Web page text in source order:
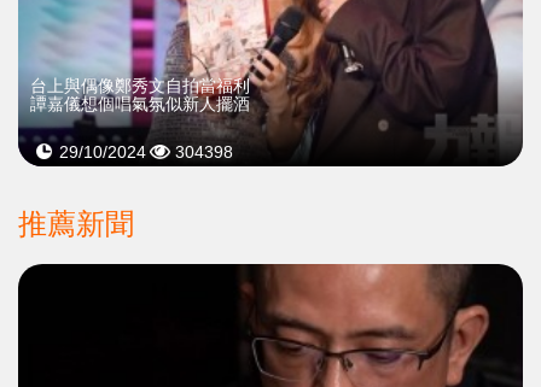
台上與偶像鄭秀文自拍當福利
譚嘉儀想個唱氣氛似新人擺酒
29/10/2024 304398
推薦新聞